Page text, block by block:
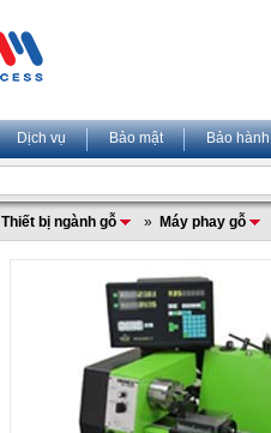
Dịch vụ Bảo mật Bảo hành
Thiết bị ngành gỗ » Máy phay gỗ